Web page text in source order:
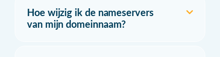
Hoe wijzig ik de nameservers
van mijn domeinnaam?